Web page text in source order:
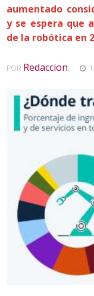
aumentado
y se espera que
de la robótica en
POR Redaccion,